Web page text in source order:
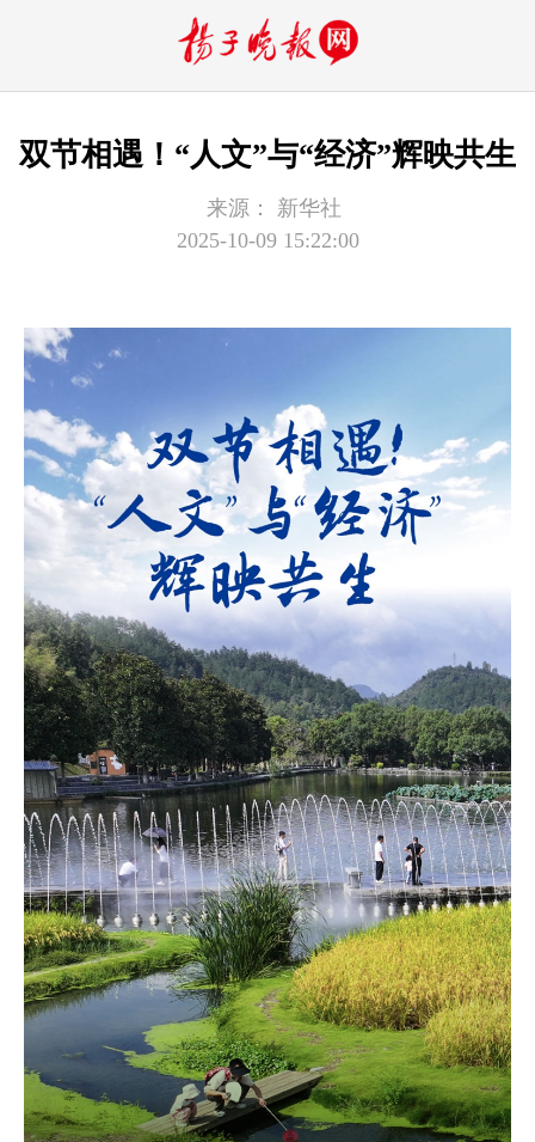
双节相遇！“人文”与“经济”辉映共生
来源：
新华社
2025-10-09 15:22:00